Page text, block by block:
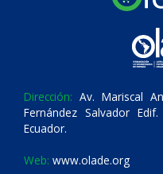
Dirección: Av. Mariscal
Fernández Salvador
Ecuador.
Web: www.olade.org